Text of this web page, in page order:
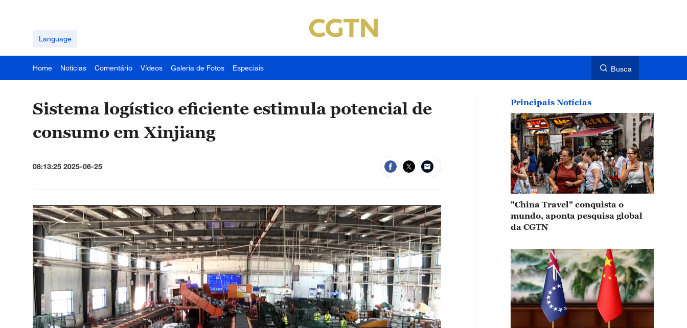
Language
Home Notícias Comentário Vídeos Galeria de Fotos Especiais Busca
Sistema logístico eficiente estimula potencial de
consumo em Xinjiang​
08:13:25 2025-06-25
Principais Notícias
"China Travel" conquista o
mundo, aponta pesquisa global
da CGTN